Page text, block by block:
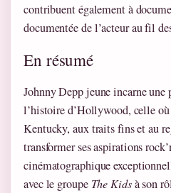
contribuent également à
documentée de l’acteur au fil
En résumé
Johnny Depp jeune incarne une
l’histoire d’Hollywood, celle
Kentucky, aux traits fins et au
transformer ses aspirations
cinématographique
avec le groupe The Kidsà son